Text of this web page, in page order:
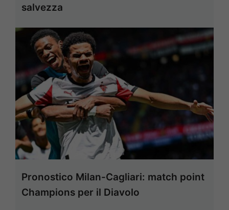
salvezza
Pronostico Milan-Cagliari: match point
Champions per il Diavolo